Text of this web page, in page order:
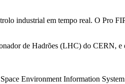
industrial em tempo real. O Pro
de Hadrões (LHC) do CERN,
Environment Information